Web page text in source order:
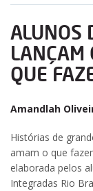
ALUNOS
LANÇAM
QUE
Amandlah
Histórias de
amam o que
elaborada pelos
Integradas Rio